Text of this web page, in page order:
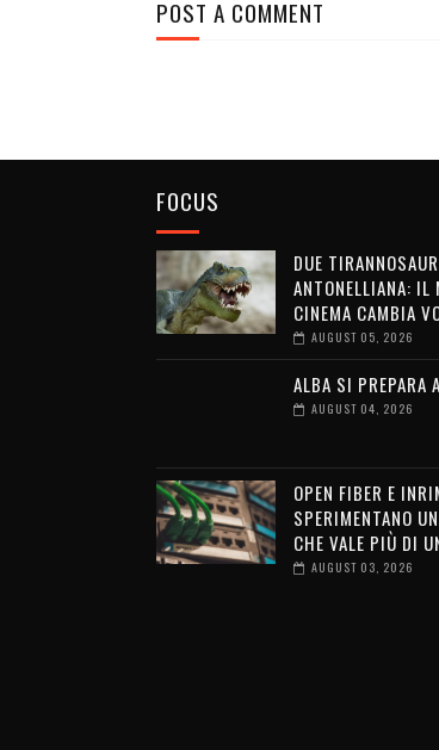
POST A COMMENT
FOCUS
DUE
ANTONELLIANA: IL
CINEMA CAMBIA
AUGUST 05, 2026
ALBA SI PREPARA
AUGUST 04, 2026
OPEN FIBER E
SPERIMENTANO
CHE VALE PIÙ DI
AUGUST 03, 2026